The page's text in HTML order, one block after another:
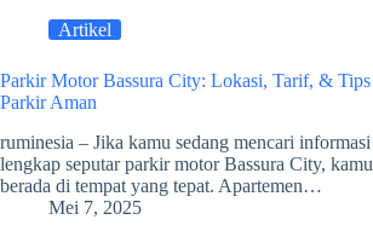
Artikel
Parkir Motor Bassura City: Lokasi, Tarif, & Tips
Parkir Aman
ruminesia – Jika kamu sedang mencari informasi
lengkap seputar parkir motor Bassura City, kamu
berada di tempat yang tepat. Apartemen…
Mei 7, 2025